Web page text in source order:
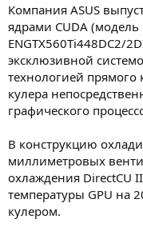
Компания ASUS
ядрами CUDA (модель
ENGTX560Ti448DC2/
эксклюзивной
технологией прямого
кулера
графического
В конструкцию
миллиметровых
охлаждения DirectCU
температуры GPU на
кулером.